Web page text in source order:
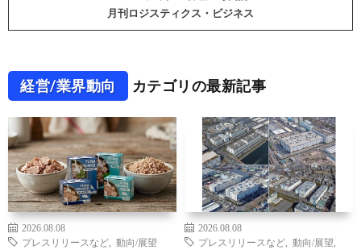
月刊ロジスティクス・ビジネス
経営/業界動向 カテゴリの最新記事
2026.08.08
プレスリリースなど
動向/展望
2026.08.08
プレスリリースなど
動向/展望